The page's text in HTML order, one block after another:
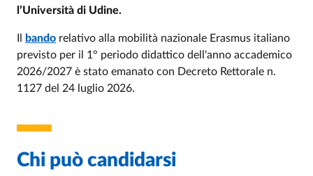
l’Università di Udine.
bando relativo alla mobilità nazionale Erasmus italiano
previsto per il 1° periodo didattico dell'anno accademico
2026/2027 è stato emanato con Decreto Rettorale n.
1127 del 24 luglio 2026.
Chi può candidarsi